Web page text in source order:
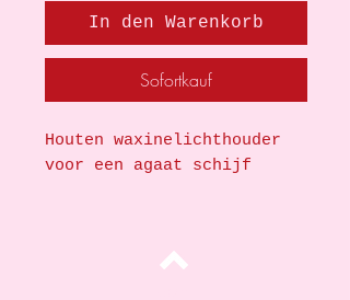
In den Warenkorb
Sofortkauf
Houten waxinelichthouder
voor een agaat schijf